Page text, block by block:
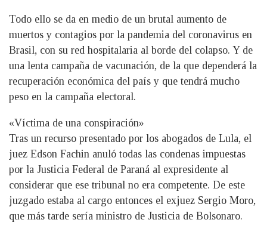
Todo ello se da en medio de un brutal aumento de
muertos y contagios por la pandemia del coronavirus en
Brasil, con su red hospitalaria al borde del colapso. Y de
una lenta campaña de vacunación, de la que dependerá la
recuperación económica del país y que tendrá mucho
peso en la campaña electoral.
«Víctima de una conspiración»
Tras un recurso presentado por los abogados de Lula, el
juez Edson Fachin anuló todas las condenas impuestas
por la Justicia Federal de Paraná al expresidente al
considerar que ese tribunal no era competente. De este
juzgado estaba al cargo entonces el exjuez Sergio Moro,
que más tarde sería ministro de Justicia de Bolsonaro.